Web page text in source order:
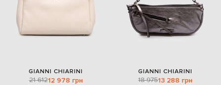
GIANNI CHIARINI
21 61212 978 грн
GIANNI CHIARINI
18 97513 288 грн